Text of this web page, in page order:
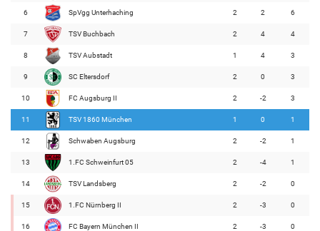
6 SpVgg Unterhaching 2 2 6
7 TSV Buchbach 2 4 4
8 TSV Aubstadt 1 4 3
9 SC Eltersdorf 2 0 3
10 FC Augsburg II 2 -2 3
11 TSV 1860 München 1 0 1
12 Schwaben Augsburg 2 -2 1
13 1.FC Schweinfurt 05 2 -4 1
14 TSV Landsberg 2 -2 0
15 1.FC Nürnberg II 2 -3 0
16 FC Bayern München II 2 -3 0